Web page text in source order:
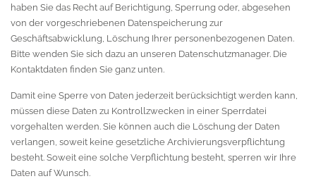
haben Sie das Recht auf Berichtigung, Sperrung oder, abgesehen
von der vorgeschriebenen Datenspeicherung zur
Geschäftsabwicklung, Löschung Ihrer personenbezogenen Daten.
Bitte wenden Sie sich dazu an unseren Datenschutzmanager. Die
Kontaktdaten finden Sie ganz unten.
Damit eine Sperre von Daten jederzeit berücksichtigt werden kann,
müssen diese Daten zu Kontrollzwecken in einer Sperrdatei
vorgehalten werden. Sie können auch die Löschung der Daten
verlangen, soweit keine gesetzliche Archivierungsverpflichtung
besteht. Soweit eine solche Verpflichtung besteht, sperren wir Ihre
Daten auf Wunsch.